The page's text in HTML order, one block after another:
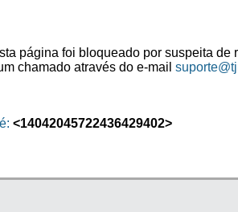
página foi bloqueado por suspeita de
chamado através do e-mail
<14042045722436429402>